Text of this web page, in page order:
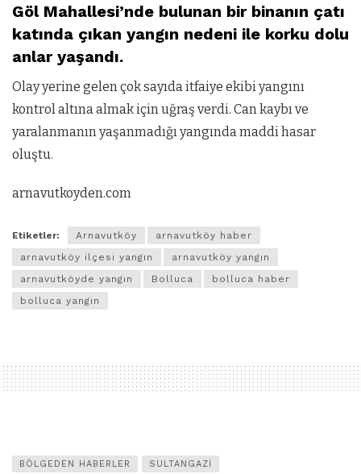
Göl Mahallesi’nde bulunan bir binanın çatı
katında çıkan yangın nedeni ile korku dolu
anlar yaşandı.
Olay yerine gelen çok sayıda itfaiye ekibi yangını
kontrol altına almak için uğraş verdi. Can kaybı ve
yaralanmanın yaşanmadığı yangında maddi hasar
oluştu.
arnavutkoyden.com
Etiketler: Arnavutköy
arnavutköy haber
arnavutköy ilçesi yangın
arnavutköy yangın
arnavutköyde yangın
Bolluca
bolluca haber
bolluca yangın
BÖLGEDEN HABERLER SULTANGAZI